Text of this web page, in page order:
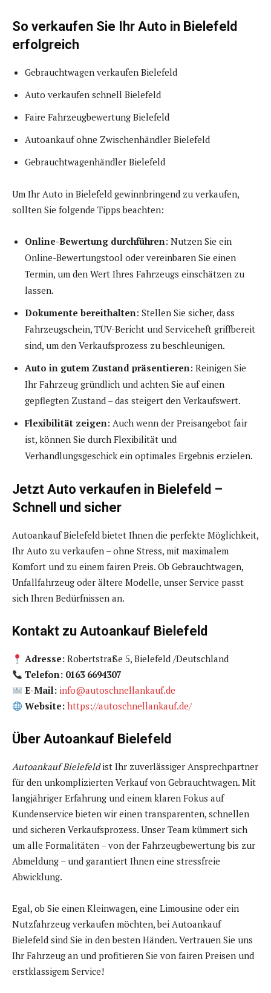
So verkaufen Sie Ihr Auto in Bielefeld
erfolgreich
Gebrauchtwagen verkaufen Bielefeld
Auto verkaufen schnell Bielefeld
Faire Fahrzeugbewertung Bielefeld
Autoankauf ohne Zwischenhändler Bielefeld
Gebrauchtwagenhändler Bielefeld
Um Ihr Auto in Bielefeld gewinnbringend zu verkaufen,
sollten Sie folgende Tipps beachten:
Online-Bewertung durchführen: Nutzen Sie ein
Online-Bewertungstool oder vereinbaren Sie einen
Termin, um den Wert Ihres Fahrzeugs einschätzen zu
lassen.
Dokumente bereithalten: Stellen Sie sicher, dass
Fahrzeugschein, TÜV-Bericht und Serviceheft griffbereit
sind, um den Verkaufsprozess zu beschleunigen.
Auto in gutem Zustand präsentieren: Reinigen Sie
Ihr Fahrzeug gründlich und achten Sie auf einen
gepflegten Zustand – das steigert den Verkaufswert.
Flexibilität zeigen: Auch wenn der Preisangebot fair
ist, können Sie durch Flexibilität und
Verhandlungsgeschick ein optimales Ergebnis erzielen.
Jetzt Auto verkaufen in Bielefeld –
Schnell und sicher
Autoankauf Bielefeld bietet Ihnen die perfekte Möglichkeit,
Ihr Auto zu verkaufen – ohne Stress, mit maximalem
Komfort und zu einem fairen Preis. Ob Gebrauchtwagen,
Unfallfahrzeug oder ältere Modelle, unser Service passt
sich Ihren Bedürfnissen an.
Kontakt zu Autoankauf Bielefeld
Adresse: Robertstraße 5, Bielefeld /Deutschland
Telefon: 0163 6694307
E-Mail: info@autoschnellankauf.de
Website:https://autoschnellankauf.de/
Über Autoankauf Bielefeld
Autoankauf Bielefeldist Ihr zuverlässiger Ansprechpartner
für den unkomplizierten Verkauf von Gebrauchtwagen. Mit
langjähriger Erfahrung und einem klaren Fokus auf
Kundenservice bieten wir einen transparenten, schnellen
und sicheren Verkaufsprozess. Unser Team kümmert sich
um alle Formalitäten – von der Fahrzeugbewertung bis zur
Abmeldung – und garantiert Ihnen eine stressfreie
Abwicklung.
Egal, ob Sie einen Kleinwagen, eine Limousine oder ein
Nutzfahrzeug verkaufen möchten, bei Autoankauf
Bielefeld sind Sie in den besten Händen. Vertrauen Sie uns
Ihr Fahrzeug an und profitieren Sie von fairen Preisen und
erstklassigem Service!